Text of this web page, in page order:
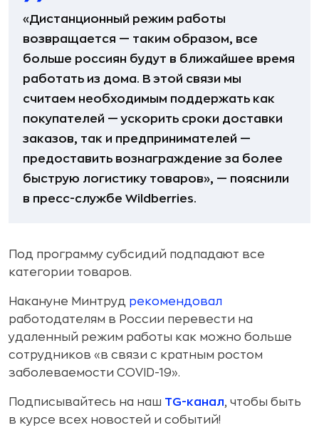
«Дистанционный режим работы
возвращается — таким образом, все
больше россиян будут в ближайшее время
работать из дома. В этой связи мы
считаем необходимым поддержать как
покупателей — ускорить сроки доставки
заказов, так и предпринимателей —
предоставить вознаграждение за более
быструю логистику товаров», — пояснили
в пресс-службе Wildberries.
Под программу субсидий подпадают все
категории товаров.
Накануне Минтруд рекомендовал
работодателям в России перевести на
удаленный режим работы как можно больше
сотрудников «в связи с кратным ростом
заболеваемости COVID-19».
Подписывайтесь на наш TG-канал, чтобы быть
в курсе всех новостей и событий!